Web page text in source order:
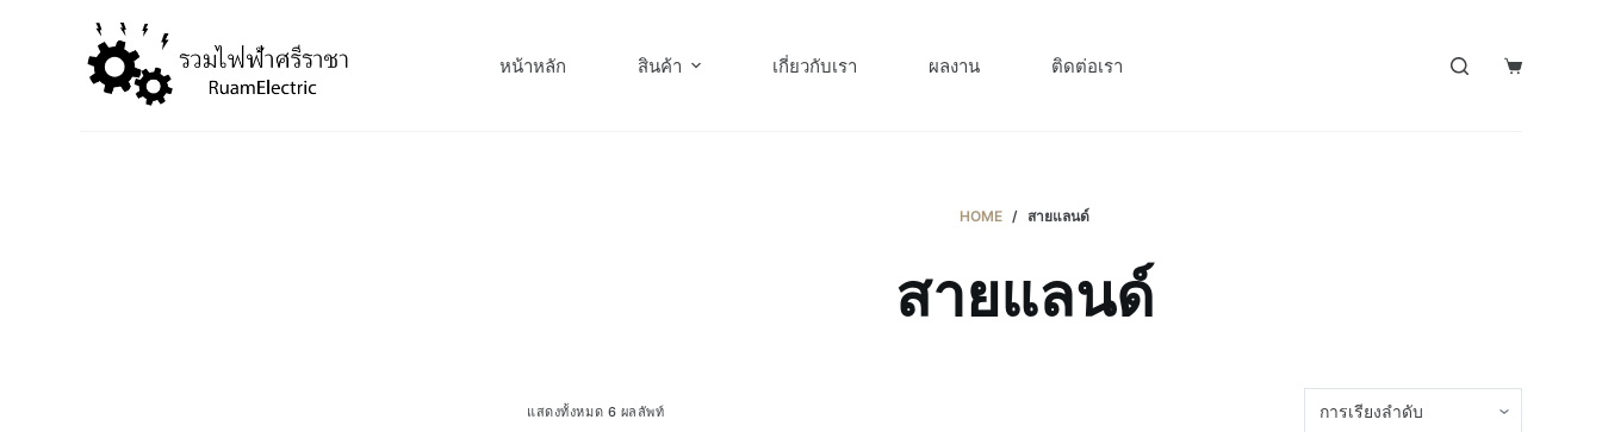
หน้าหลัก สินค้า เกี่ยวกับเรา ผลงาน ติดต่อเรา
HOME / สายแลนด์
สายแลนด์
แสดงทั้งหมด 6 ผลลัพท์